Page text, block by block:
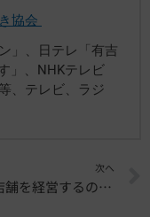
協会
」、日テレ「有吉
」、NHKテレビ
、テレビ、ラジ
次へ
小規模店舗を経営するのに必要なことは？